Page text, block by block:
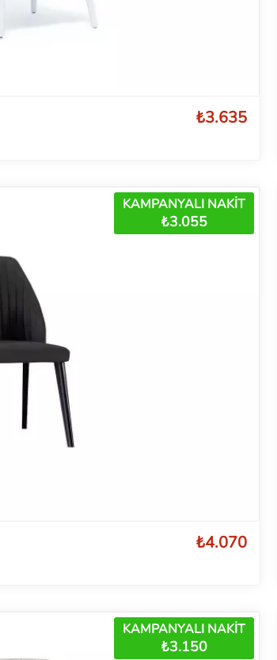
₺3.635
KAMPANYALI NAKİT
₺3.055
₺4.070
KAMPANYALI NAKİT
₺3.150